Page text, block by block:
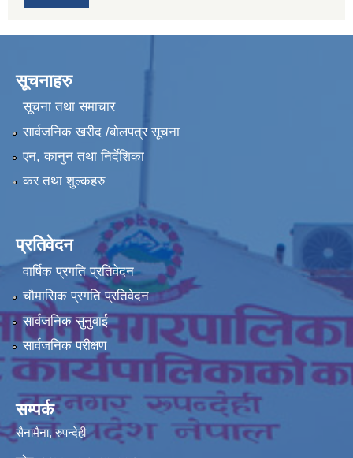
सूचनाहरु
सूचना तथा समाचार
सार्वजनिक खरीद /बोलपत्र सूचना
एन, कानुन तथा निर्देशिका
कर तथा शुल्कहरु
प्रतिवेदन
वार्षिक प्रगति प्रतिवेदन
चौमासिक प्रगति प्रतिवेदन
सार्वजनिक सुनुवाई
सार्वजनिक परीक्षण
सम्पर्क
सैनामैना, रुपन्देही